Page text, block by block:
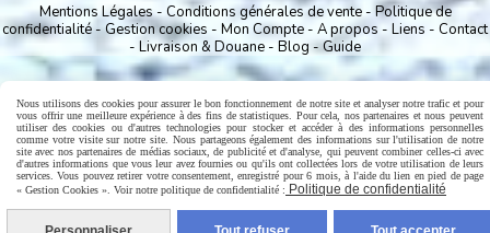
Mentions Légales Conditions générales de vente
Politique de
confidentialité
Gestion cookies Mon Compte A propos Liens
Contact
Livraison & Douane
Blog Guide
Nous utilisons des cookies pour assurer le bon fonctionnement de notre site et analyser notre trafic et pour
vous offrir une meilleure expérience à des fins de statistiques. Pour cela, nos partenaires et nous peuvent
utiliser des cookies ou d'autres technologies pour stocker et accéder à des informations personnelles
comme votre visite sur notre site. Nous partageons également des informations sur l'utilisation de notre
site avec nos partenaires de médias sociaux, de publicité et d'analyse, qui peuvent combiner celles-ci avec
d'autres informations que vous leur avez fournies ou qu'ils ont collectées lors de votre utilisation de leurs
services. Vous pouvez retirer votre consentement, enregistré pour 6 mois, à l'aide du lien en pied de page
« Gestion Cookies ». Voir notre politique de confidentialité : Politique de confidentialité